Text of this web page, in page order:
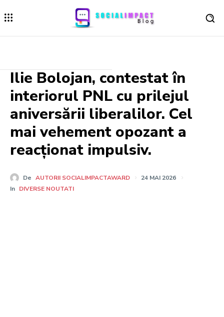
Ilie Bolojan, contestat în
interiorul PNL cu prilejul
aniversării liberalilor. Cel
mai vehement opozant a
reacționat impulsiv.
De AUTORII SOCIALIMPACTAWARD
24 MAI 2026
In DIVERSE NOUTATI